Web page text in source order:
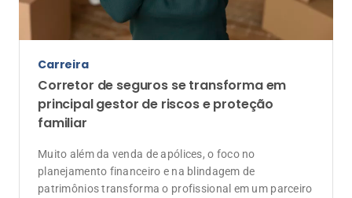
Carreira
Corretor de seguros se transforma em
principal gestor de riscos e proteção
familiar
Muito além da venda de apólices, o foco no
planejamento financeiro e na blindagem de
patrimônios transforma o profissional em um parceiro